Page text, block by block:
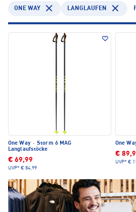
ONE WAY LANGLAUFEN
One Way · Storm 6 MAG
Langlaufstöcke
€ 69,99
UVP* € 84,99
One
€
UVP* €